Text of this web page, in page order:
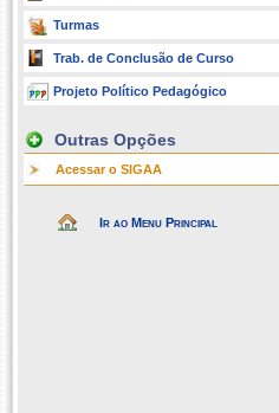
Turmas
Trab. de Conclusão de Curso
Projeto Político Pedagógico
Outras Opções
Acessar o SIGAA
Ir ao Menu Principal